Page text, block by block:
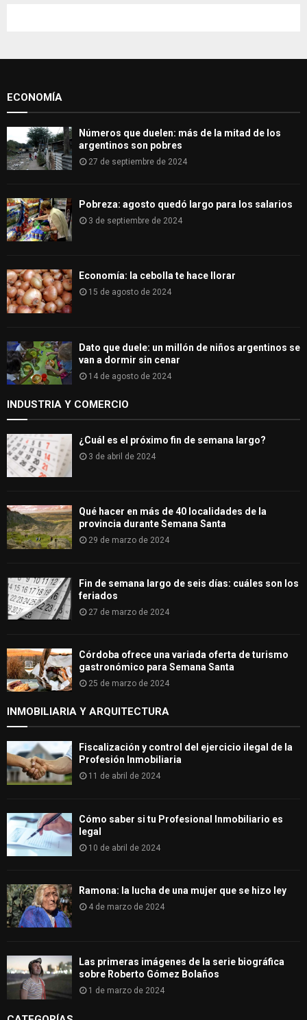
o
H
ECONOMÍA
Números que duelen: más de la mitad de los
argentinos son pobres
27 de septiembre de 2024
Pobreza: agosto quedó largo para los salarios
3 de septiembre de 2024
Economía: la cebolla te hace llorar
15 de agosto de 2024
Dato que duele: un millón de niños argentinos se
van a dormir sin cenar
14 de agosto de 2024
INDUSTRIA Y COMERCIO
¿Cuál es el próximo fin de semana largo?
3 de abril de 2024
Qué hacer en más de 40 localidades de la
provincia durante Semana Santa
29 de marzo de 2024
Fin de semana largo de seis días: cuáles son los
feriados
27 de marzo de 2024
Córdoba ofrece una variada oferta de turismo
gastronómico para Semana Santa
25 de marzo de 2024
INMOBILIARIA Y ARQUITECTURA
Fiscalización y control del ejercicio ilegal de la
Profesión Inmobiliaria
11 de abril de 2024
Cómo saber si tu Profesional Inmobiliario es
legal
10 de abril de 2024
Ramona: la lucha de una mujer que se hizo ley
4 de marzo de 2024
Las primeras imágenes de la serie biográfica
sobre Roberto Gómez Bolaños
1 de marzo de 2024